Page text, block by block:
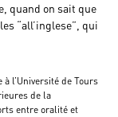
quand on sait que
“all’inglese”, qui
l’Université de Tours
de la
entre oralité et